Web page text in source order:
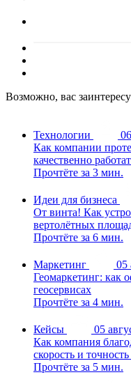
Возможно, вас
Технологии
Как компании
качественно
Прочтёте за 3 мин.
Идеи для бизнеса
От винта! Как
вертолётных
Прочтёте за 6 мин.
Маркетинг
05
Геомаркетинг: как
геосервисах
Прочтёте за 4 мин.
Кейсы
05
Как компания
скорость и
Прочтёте за 5 мин.